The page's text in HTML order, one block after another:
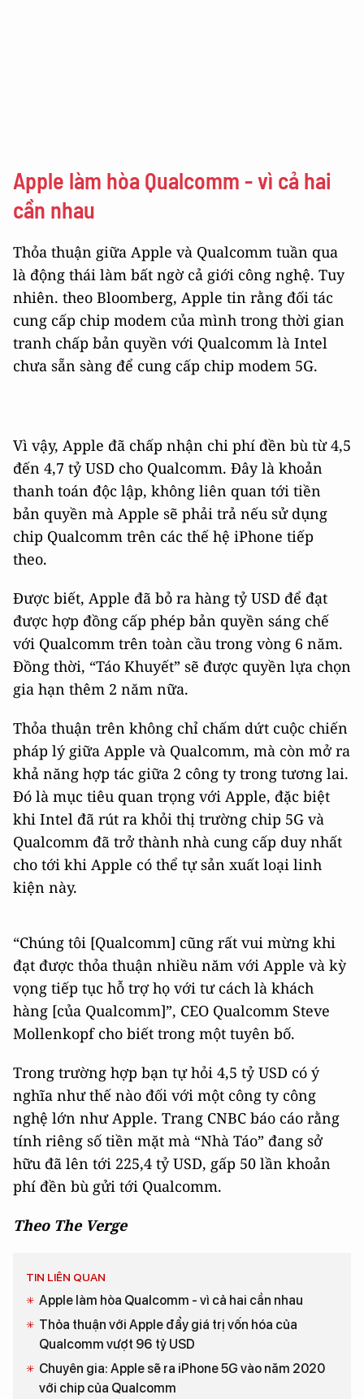
Apple làm hòa Qualcomm - vì cả hai
cần nhau
Thỏa thuận giữa Apple và Qualcomm tuần qua
là động thái làm bất ngờ cả giới công nghệ. Tuy
nhiên. theo Bloomberg, Apple tin rằng đối tác
cung cấp chip modem của mình trong thời gian
tranh chấp bản quyền với Qualcomm là Intel
chưa sẵn sàng để cung cấp chip modem 5G.
Vì vậy, Apple đã chấp nhận chi phí đền bù từ 4,5
đến 4,7 tỷ USD cho Qualcomm. Đây là khoản
thanh toán độc lập, không liên quan tới tiền
bản quyền mà Apple sẽ phải trả nếu sử dụng
chip Qualcomm trên các thế hệ iPhone tiếp
theo.
Được biết, Apple đã bỏ ra hàng tỷ USD để đạt
được hợp đồng cấp phép bản quyền sáng chế
với Qualcomm trên toàn cầu trong vòng 6 năm.
Đồng thời, “Táo Khuyết” sẽ được quyền lựa chọn
gia hạn thêm 2 năm nữa.
Thỏa thuận trên không chỉ chấm dứt cuộc chiến
pháp lý giữa Apple và Qualcomm, mà còn mở ra
khả năng hợp tác giữa 2 công ty trong tương lai.
Đó là mục tiêu quan trọng với Apple, đặc biệt
khi Intel đã rút ra khỏi thị trường chip 5G và
Qualcomm đã trở thành nhà cung cấp duy nhất
cho tới khi Apple có thể tự sản xuất loại linh
kiện này.
“Chúng tôi [Qualcomm] cũng rất vui mừng khi
đạt được thỏa thuận nhiều năm với Apple và kỳ
vọng tiếp tục hỗ trợ họ với tư cách là khách
hàng [của Qualcomm]”, CEO Qualcomm Steve
Mollenkopf cho biết trong một tuyên bố.
Trong trường hợp bạn tự hỏi 4,5 tỷ USD có ý
nghĩa như thế nào đối với một công ty công
nghệ lớn như Apple. Trang CNBC báo cáo rằng
tính riêng số tiền mặt mà “Nhà Táo” đang sở
hữu đã lên tới 225,4 tỷ USD, gấp 50 lần khoản
phí đền bù gửi tới Qualcomm.
Theo The Verge
TIN LIÊN QUAN
Apple làm hòa Qualcomm - vì cả hai cần nhau
Thỏa thuận với Apple đẩy giá trị vốn hóa của
Qualcomm vượt 96 tỷ USD
Chuyên gia: Apple sẽ ra iPhone 5G vào năm 2020
với chip của Qualcomm